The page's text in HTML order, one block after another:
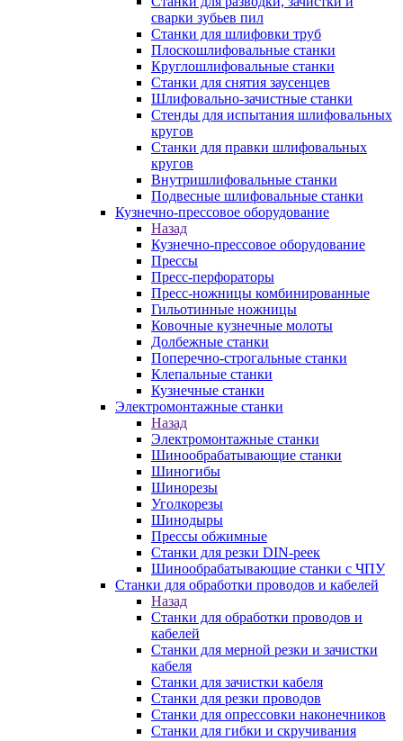
сварки зубьев пил
Станки для шлифовки труб
Плоскошлифовальные станки
Круглошлифовальные станки
Станки для снятия заусенцев
Шлифовально-зачистные станки
Стенды для испытания шлифовальных
кругов
Станки для правки шлифовальных
кругов
Внутришлифовальные станки
Подвесные шлифовальные станки
Кузнечно-прессовое оборудование
Назад
Кузнечно-прессовое оборудование
Прессы
Пресс-перфораторы
Пресс-ножницы комбинированные
Гильотинные ножницы
Ковочные кузнечные молоты
Долбежные станки
Поперечно-строгальные станки
Клепальные станки
Кузнечные станки
Электромонтажные станки
Назад
Электромонтажные станки
Шинообрабатывающие станки
Шиногибы
Шинорезы
Уголкорезы
Шинодыры
Прессы обжимные
Станки для резки DIN-реек
Шинообрабатывающие станки с ЧПУ
Станки для обработки проводов и кабелей
Назад
Станки для обработки проводов и
кабелей
Станки для мерной резки и зачистки
кабеля
Станки для зачистки кабеля
Станки для резки проводов
Станки для опрессовки наконечников
Станки для гибки и скручивания